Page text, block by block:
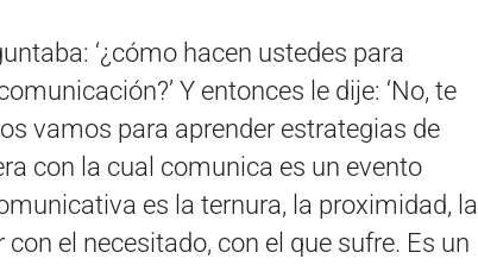
‘¿cómo hacen ustedes para
Y entonces le dije: ‘No, te
vamos para aprender estrategias de
con la cual comunica es un evento
es la ternura, la proximidad, la
el necesitado, con el que sufre. Es un